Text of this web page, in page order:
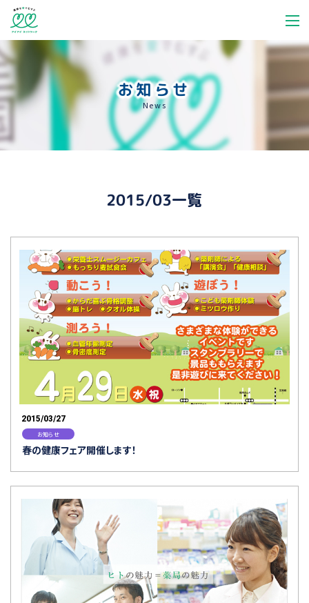
お知らせ
News
2015/03一覧
2015/03/27
お知らせ
春の健康フェア開催します！